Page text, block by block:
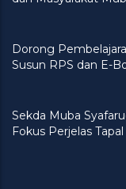
Dorong
Susun RPS dan E-
Sekda Muba
Fokus Perjelas